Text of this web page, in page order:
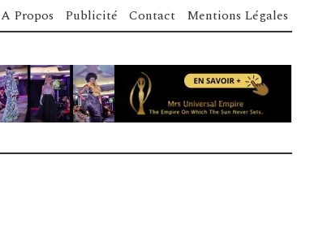
A Propos Publicité Contact Mentions Légales